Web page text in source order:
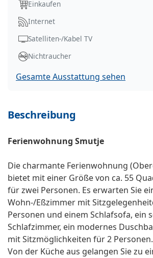
Einkaufen
Internet
Satelliten-/Kabel TV
Nichtraucher
Gesamte Ausstattung sehen
Beschreibung
Ferienwohnung Smutje
Die charmante Ferienwohnung
bietet mit einer Größe von ca. 55
für zwei Personen. Es erwarten Sie
Wohn-/Eßzimmer mit
Personen und einem Schlafsofa, ein
Schlafzimmer, ein modernes
mit Sitzmöglichkeiten für 2 Personen.
Von der Küche aus gelangen Sie zu